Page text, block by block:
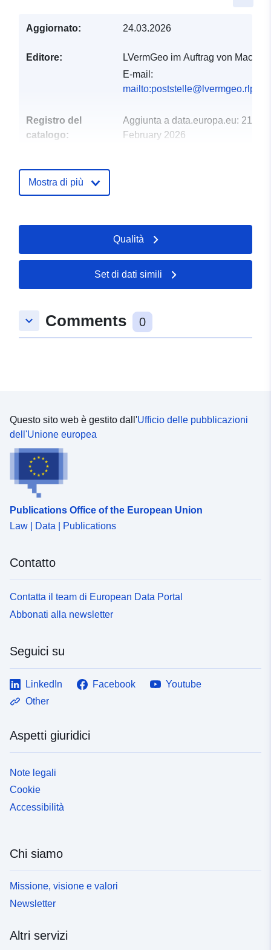
Aggiornato: 24.03.2026
Editore:
LVermGeo im Auftrag von Macken
E-mail:
mailto:poststelle@lvermgeo.rlp.de
Registro del
catalogo:
Aggiunta a data.europa.eu: 21
February 2026
Spaziale:
50.1722 ], [ 7.39199,
50.1708 ], [ 7.38935,
50.1708 ], [ 7.38935,
50.1722 ] ]
Tipo: Polygon
uriRef:
http://data.europa.eu/88u/dataset/
f301-ab36-5eb2-deea1ef60508
Mostra di più
Qualità
Set di dati simili
keyboard_arrow_down Comments 0
Questo sito web è gestito dall'Ufficio delle pubblicazioni
dell'Unione europea
Publications Office of the European Union
Law | Data | Publications
Contatto
Contatta il team di European Data Portal
Abbonati alla newsletter
Seguici su
LinkedIn Facebook
Youtube
Other
Aspetti giuridici
Note legali
Cookie
Accessibilità
Chi siamo
Missione, visione e valori
Newsletter
Altri servizi